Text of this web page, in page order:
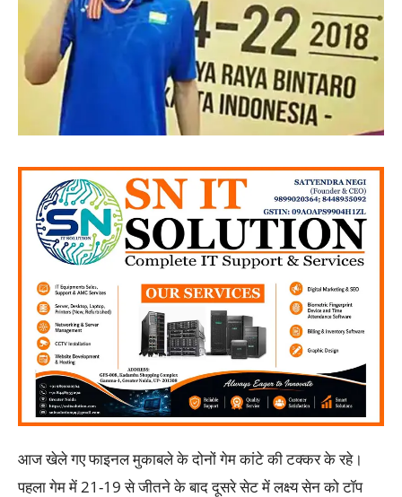
आज खेले गए फाइनल मुकाबले के दोनों गेम कांटे की टक्कर के रहे।
पहला गेम में 21-19 से जीतने के बाद दूसरे सेट में लक्ष्य सेन को टॉप